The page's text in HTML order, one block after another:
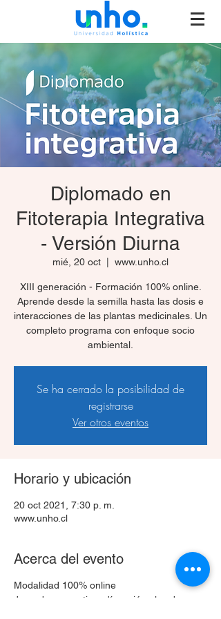
Diplomado en
Fitoterapia Integrativa
- Versión Diurna
mié, 20 oct www.unho.cl
XIII generación - Formación 100% online.
Aprende desde la semilla hasta las dosis e
interacciones de las plantas medicinales. Un
completo programa con enfoque socio
ambiental.
Se ha cerrado la posibilidad de
registrarse
Ver otros eventos
Horario y ubicación
20 oct 2021, 7:30 p. m.
www.unho.cl
Acerca del evento
Modalidad 100% online
Jornada vespertina, días miércoles de